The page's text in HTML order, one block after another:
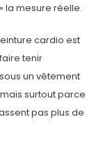
la mesure réelle.
cardio est
tenir
un vêtement
surtout parce
pas plus de